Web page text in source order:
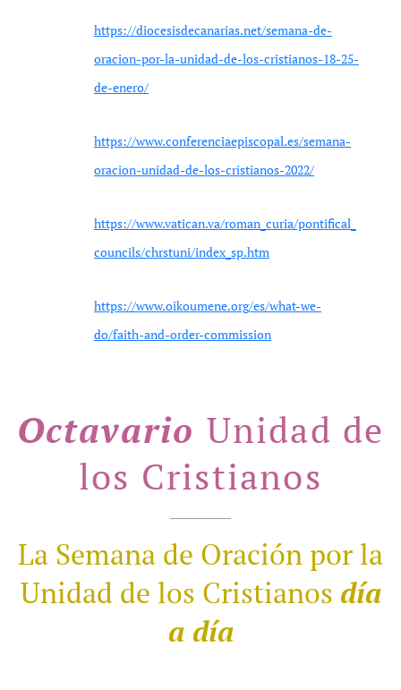
https://diocesisdecanarias.net/semana-de-
oracion-por-la-unidad-de-los-cristianos-18-25-
de-enero/
https://www.conferenciaepiscopal.es/semana-
oracion-unidad-de-los-cristianos-2022/
https://www.vatican.va/roman_curia/pontifical_
councils/chrstuni/index_sp.htm
https://www.oikoumene.org/es/what-we-
do/faith-and-order-commission
Octavario Unidad de
los Cristianos
La Semana de Oración por la
Unidad de los Cristianos día
a día